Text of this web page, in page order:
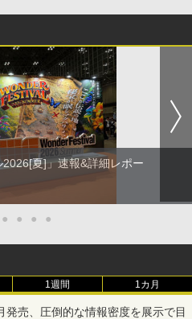
2026[夏]」速報&詳細レポー
● ● ● ●
1週間 1カ月
発売、圧倒的な情報密度を展示で目